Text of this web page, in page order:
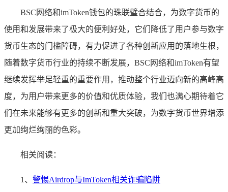
BSC网络和imToken钱包的珠联璧合结合，为数字货币的
使用和发展带来了极大的便利好处，它们降低了用户参与数字
货币生态的门槛障碍，有力促进了各种创新应用的落地生根，
随着数字货币行业的持续不断发展，BSC网络和imToken有望
继续发挥举足轻重的重要作用，推动整个行业迈向新的高峰高
度，为用户带来更多的价值和优质体验，我们也满心期待着它
们在未来能够有更多的创新和重大突破，为数字货币世界增添
更加绚烂绚丽的色彩。
相关阅读：
1、 警惕Airdrop与ImToken相关诈骗陷阱